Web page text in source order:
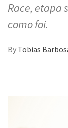
Race, etapa
como foi.
By Tobias